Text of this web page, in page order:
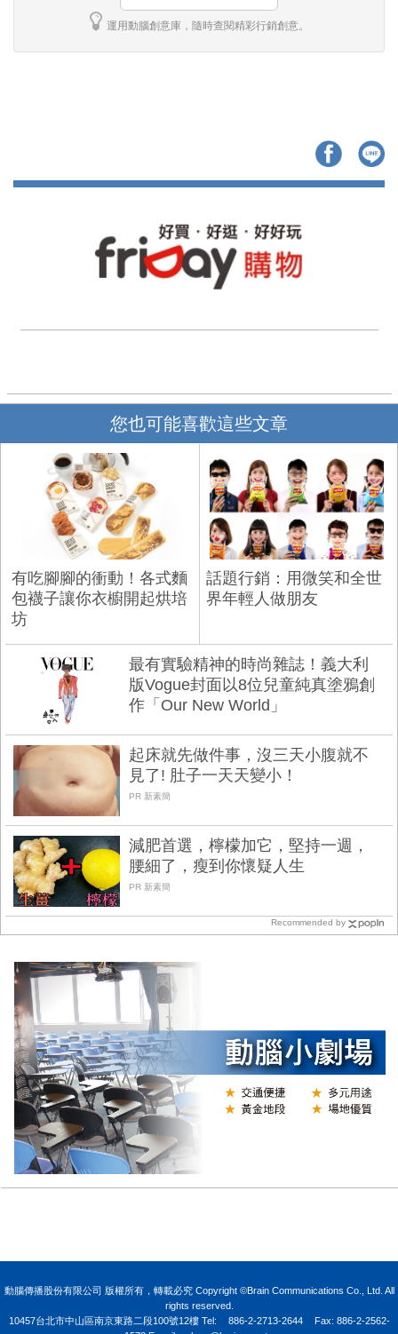
運用動腦創意庫，隨時查閱精彩行銷創意。
您也可能喜歡這些文章
有吃腳腳的衝動！各式麵
包襪子讓你衣櫥開起烘培
坊
話題行銷：用微笑和全世
界年輕人做朋友
最有實驗精神的時尚雜誌！義大利
版Vogue封面以8位兒童純真塗鴉創
作「Our New World」
起床就先做件事，沒三天小腹就不
見了! 肚子一天天變小！
PR 新素簡
減肥首選，檸檬加它，堅持一週，
腰細了，瘦到你懷疑人生
PR 新素簡
Recommended by
動腦傳播股份有限公司 版權所有，轉載必究 Copyright ©Brain Communications Co., Ltd. All
rights reserved.
10457台北市中山區南京東路二段100號12樓Tel: 886-2-2713-2644
Fax: 886-2-2562-